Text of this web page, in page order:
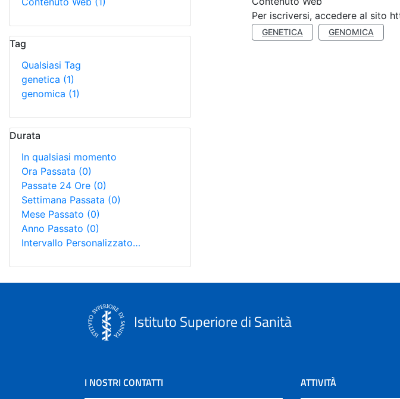
Tag
Qualsiasi Tag
genetica (1)
genomica (1)
Durata
In qualsiasi momento
Ora Passata (0)
Passate 24 Ore (0)
Settimana Passata (0)
Mese Passato (0)
Anno Passato (0)
Intervallo Personalizzato…
Per iscriversi, accedere al sito
GENETICA GENOMICA
Istituto Superiore di Sanità
I NOSTRI CONTATTI ATTIVITÀ